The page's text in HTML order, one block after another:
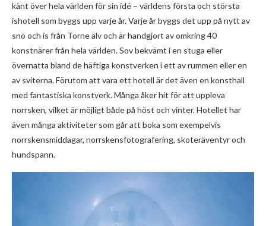
känt över hela världen för sin idé – världens första och största
ishotell som byggs upp varje år. Varje år byggs det upp på nytt av
snö och is från Torne älv och är handgjort av omkring 40
konstnärer från hela världen. Sov bekvämt i en stuga eller
övernatta bland de häftiga konstverken i ett av rummen eller en
av sviterna. Förutom att vara ett hotell är det även en konsthall
med fantastiska konstverk. Många åker hit för att uppleva
norrsken, vilket är möjligt både på höst och vinter. Hotellet har
även många aktiviteter som går att boka som exempelvis
norrskensmiddagar, norrskensfotografering, skoteräventyr och
hundspann.